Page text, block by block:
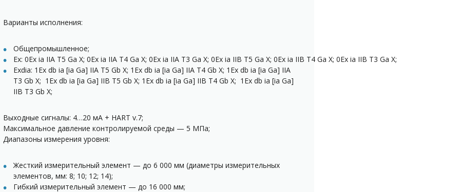
Варианты исполнения:
Общепромышленное;
Ex: 0Ex ia IIА T5 Ga X; 0Ex ia IIА T4 Ga X; 0Ex ia IIА T3 Ga X; 0Ex ia IIВ T5 Ga X; 0Ex ia IIВ T4 Ga X; 0Ex ia IIВ T3 Ga X;
Exdia: 1Ex db ia [ia Ga] IIА T5 Gb X; 1Ex db ia [ia Ga] IIА T4 Gb X; 1Ex db ia [ia Ga] IIА
T3 Gb X; 1Ex db ia [ia Ga] IIВ T5 Gb X; 1Ex db ia [ia Ga] IIВ T4 Gb X; 1Ex db ia [ia Ga]
IIВ T3 Gb X;
Выходные сигналы: 4…20 мА + HART v.7;
Максимальное давление контролируемой среды — 5 МПа;
Диапазоны измерения уровня:
Жесткий измерительный элемент — до 6 000 мм (диаметры измерительных
элементов, мм: 8; 10; 12; 14);
Гибкий измерительный элемент — до 16 000 мм;